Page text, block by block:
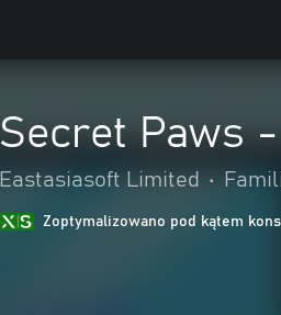
Secret Paws
Eastasiasoft Limited •
Zoptymalizowano pod kątem